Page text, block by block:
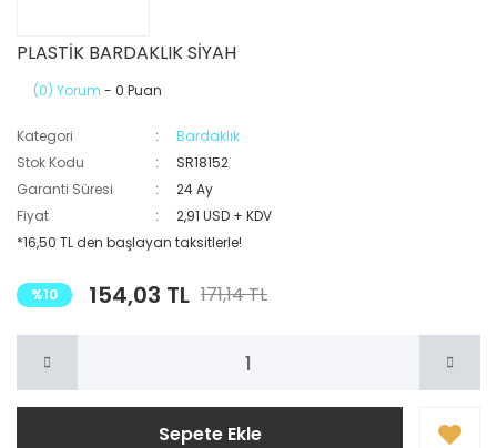
PLASTİK BARDAKLIK SİYAH
(0) Yorum - 0 Puan
Kategori
Bardaklık
Stok Kodu
SR18152
Garanti Süresi
24 Ay
Fiyat
2,91 USD + KDV
*16,50 TL den başlayan taksitlerle!
%10 154,03 TL 171,14 TL
Sepete Ekle